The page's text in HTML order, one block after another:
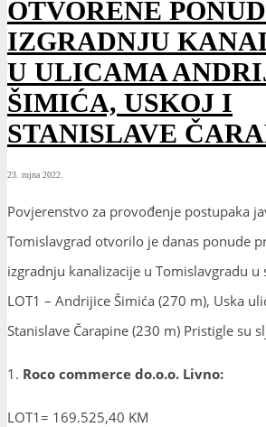
OTVORENE
IZGRADNJU
U ULICAMA
ŠIMIĆA, USKOJ I
STANISLAVE
23. rujna 2022.
Povjerenstvo za provođenje postupaka
Tomislavgrad otvorilo je danas ponude
izgradnju kanalizacije u Tomislavgradu u
LOT1 – Andrijice Šimića (270 m), Uska
Stanislave Čarapine (230 m) Pristigle su
1. Roco commerce do.o.o. Livno:
LOT1= 169.525,40 KM